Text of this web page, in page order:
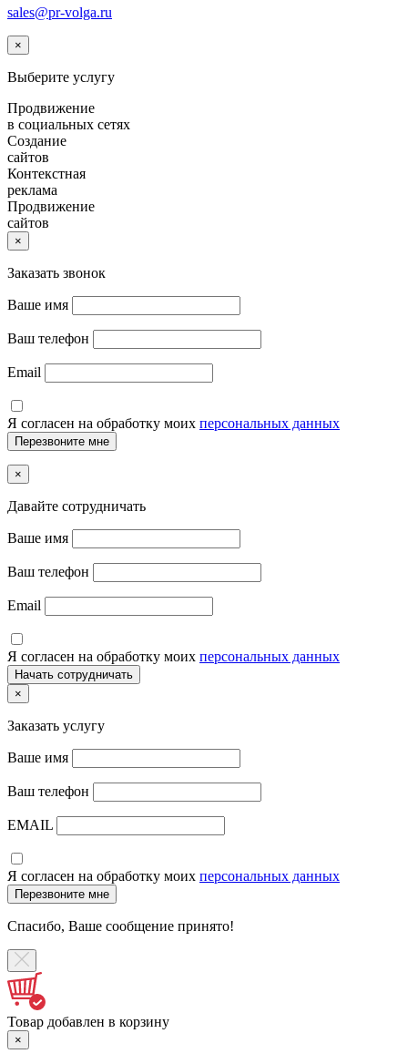
sales@pr-volga.ru
×
Выберите услугу
Продвижение
в социальных сетях
Создание
сайтов
Контекстная
реклама
Продвижение
сайтов
×
Заказать звонок
Ваше имя
Ваш телефон
Email
Я согласен на обработку моих персональных данных
×
Давайте сотрудничать
Ваше имя
Ваш телефон
Email
Я согласен на обработку моих персональных данных
×
Заказать услугу
Ваше имя
Ваш телефон
EMAIL
Я согласен на обработку моих персональных данных
Спасибо, Ваше сообщение принято!
Товар добавлен в корзину
×